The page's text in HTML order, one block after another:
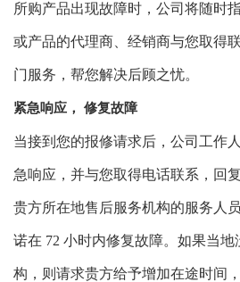
所购产品出现故障时，公司将随时
或产品的代理商、经销商与您取得
门服务，帮您解决后顾之忧。
紧急响应， 修复故障
当接到您的报修请求后，公司工作
急响应，并与您取得电话联系，回
贵方所在地售后服务机构的服务人
诺在 72 小时内修复故障。如果当
构，则请求贵方给予增加在途时间